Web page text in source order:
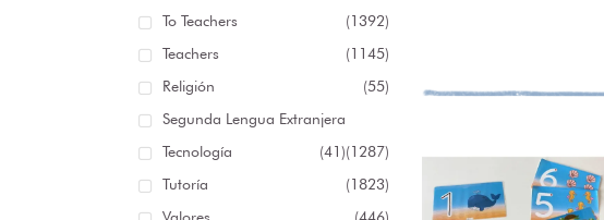
To Teachers
(1392)
Teachers
(1145)
Religión
(55)
Segunda Lengua Extranjera
(1287)
Tecnología
(41)
Tutoría
(1823)
Valores
(446)